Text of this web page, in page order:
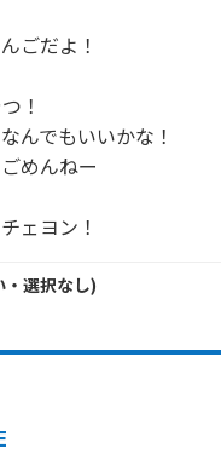
ごだよ！
！
んでもいいかな！
めんねー
ェヨン！
選択なし)